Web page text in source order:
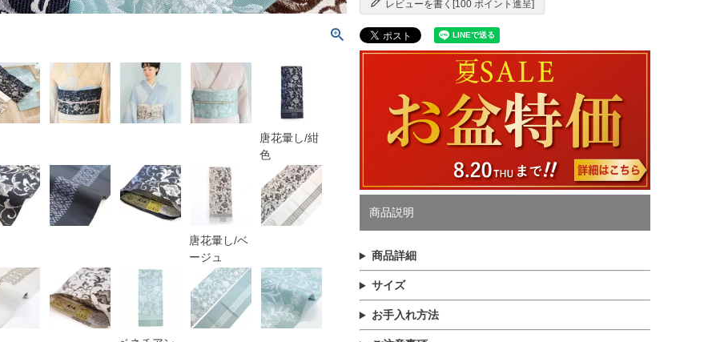
唐花暈し/紺
色
唐花暈し/ベ
ージュ
レビューを書く[100 ポイント進呈]
商品説明
商品詳細
サイズ
お手入れ方法